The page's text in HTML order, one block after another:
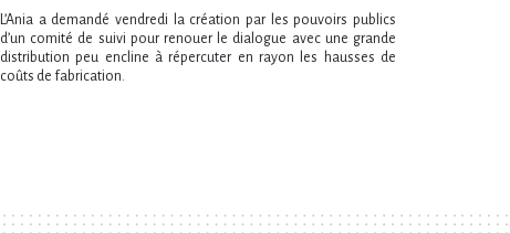
L’Ania a demandé vendredi la création par les pouvoirs publics
d’un comité de suivi pour renouer le dialogue avec une grande
distribution peu encline à répercuter en rayon les hausses de
coûts de fabrication.